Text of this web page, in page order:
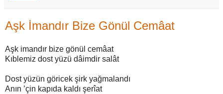
Aşk İmandır Bize Gönül Cemâat
Aşk imandır bize gönül cemâat
Kıblemiz dost yüzü dâimdir salât
Dost yüzün göricek şirk yağmalandı
Anın ’çin kapıda kaldı şerîat